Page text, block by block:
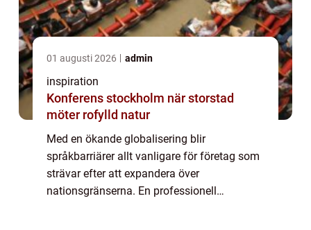
01 augusti 2026 admin
inspiration
Konferens stockholm när storstad
möter rofylld natur
Med en ökande globalisering blir
språkbarriärer allt vanligare för företag som
strävar efter att expandera över
nationsgränserna. En professionell